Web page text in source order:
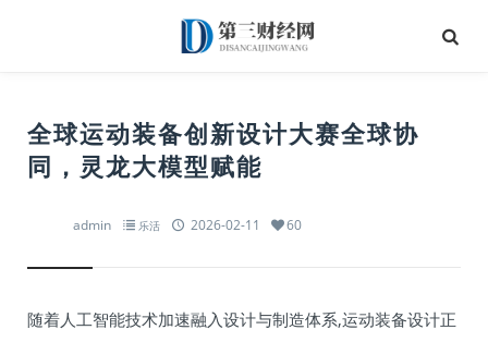
全球运动装备创新设计大赛全球协
同，灵龙大模型赋能
admin 乐活 2026-02-11 60
随着人工智能技术加速融入设计与制造体系,运动装备设计正